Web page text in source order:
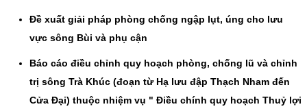
Đề xuất giải pháp phòng chống ngập lụt, úng cho lưu
vực sông Bùi và phụ cận
Báo cáo điều chỉnh quy hoạch phòng, chống lũ và chỉnh
trị sông Trà Khúc (đoạn từ Hạ lưu đập Thạch Nham đến
Cửa Đại) thuộc nhiệm vụ " Điều chính quy hoạch Thuỷ lợi